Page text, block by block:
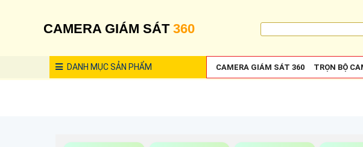
CAMERA GIÁM SÁT 360
DANH MỤCSẢN PHẨM CAMERA GIÁM SÁT 360 TRỌN BỘ